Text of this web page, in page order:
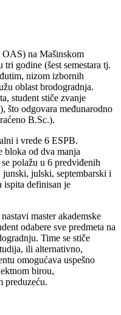
OAS) na Mašinskom
godine (šest semestara tj.
nizom izbornih
oblast brodogradnja.
student stiče zvanje
što odgovara međunarodno
B.Sc.).
i vrede 6 ESPB.
bloka od dva manja
polažu u 6 predviđenih
julski, septembarski i
ispita definisan je
master akademske
odabere sve predmeta na
Time se stiče
ili alternativno,
omogućava uspešno
birou,
preduzeću.